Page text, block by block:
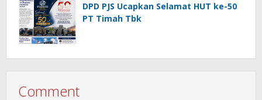
DPD PJS Ucapkan Selamat HUT ke-50
PT Timah Tbk
Comment